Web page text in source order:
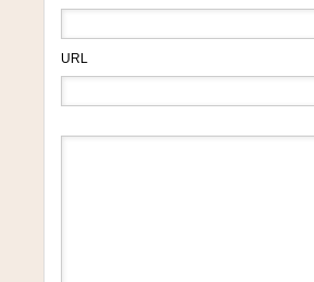
URL